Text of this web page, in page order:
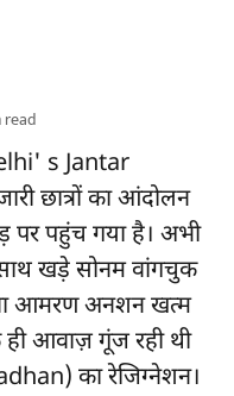
read
s Jantar
छात्रों का आंदोलन
पर पहुंच गया है। अभी
खड़े सोनम वांगचुक
आमरण अनशन खत्म
आवाज़ गूंज रही थी
का रेजिग्नेशन।